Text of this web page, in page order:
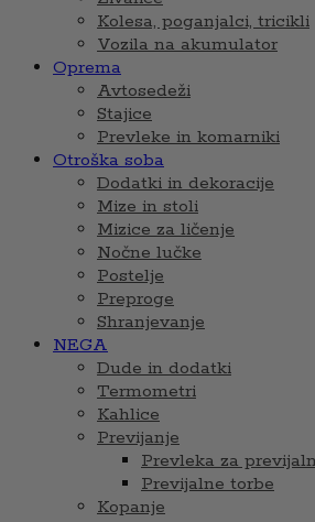
Kolesa, poganjalci, tricikli
Vozila na akumulator
Oprema
Avtosedeži
Stajice
Prevleke in komarniki
Otroška soba
Dodatki in dekoracije
Mize in stoli
Mizice za ličenje
Nočne lučke
Postelje
Preproge
Shranjevanje
NEGA
Dude in dodatki
Termometri
Kahlice
Previjanje
Prevleka za
Previjalne torbe
Kopanje